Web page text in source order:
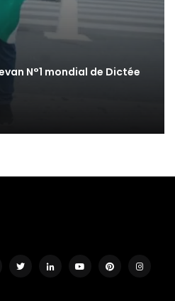
N°1 mondial de Dictée